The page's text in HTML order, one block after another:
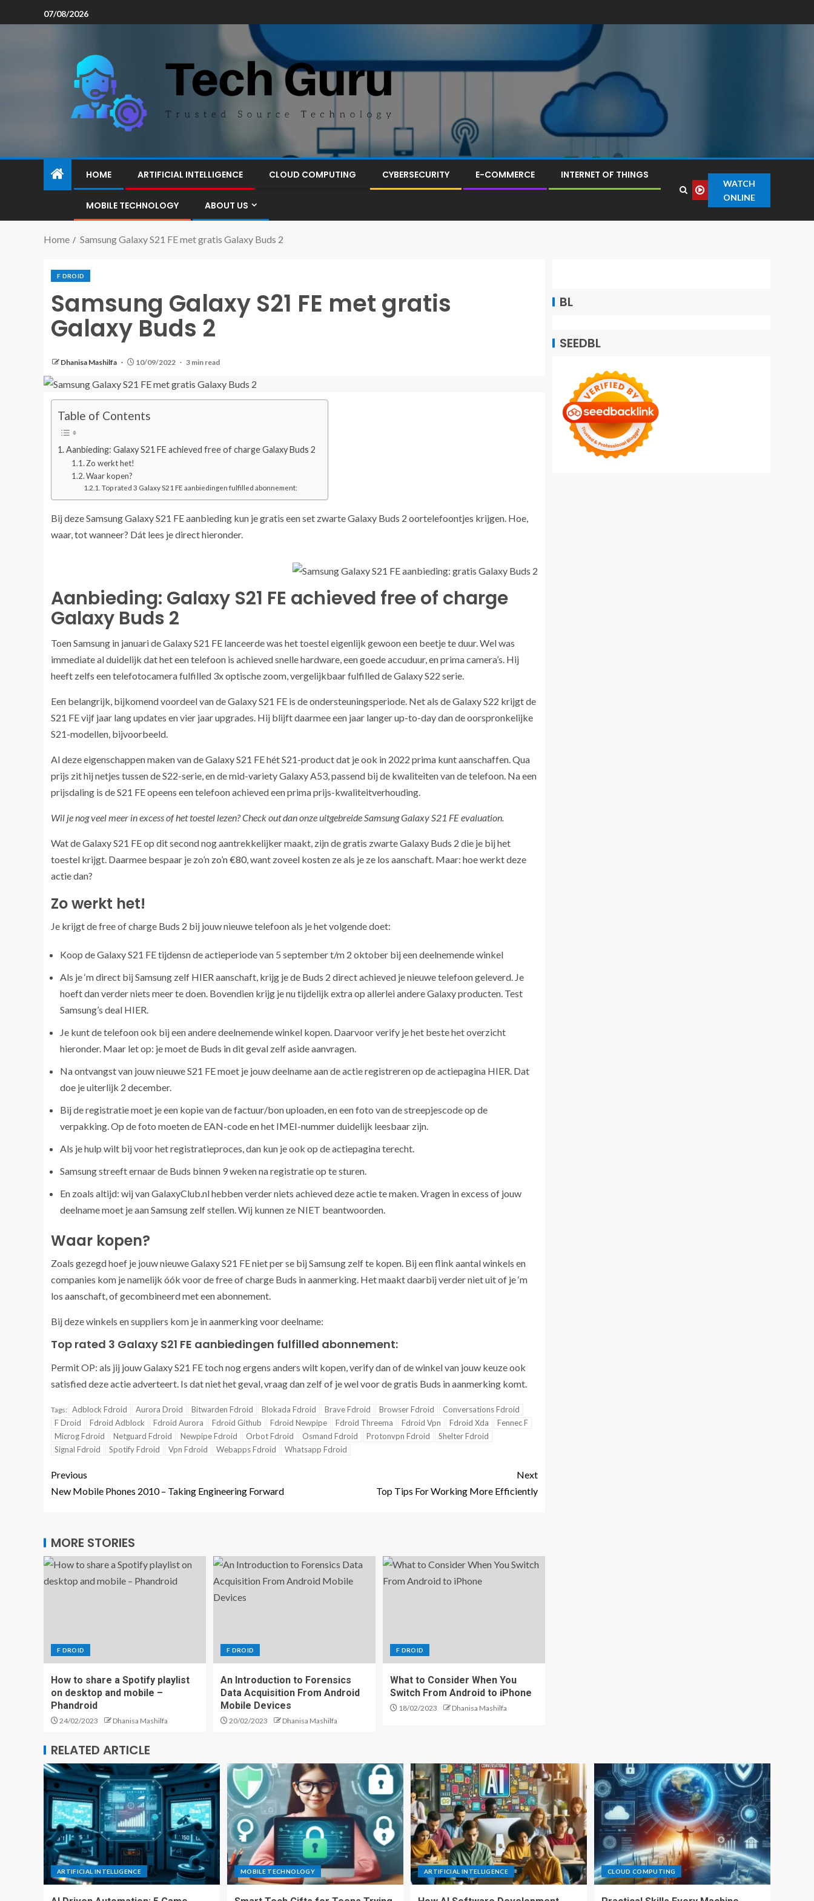
07/08/2026
HOME ARTIFICIAL INTELLIGENCE CLOUD COMPUTING CYBERSECURITY E-COMMERCE INTERNET OF THINGS
MOBILE TECHNOLOGY ABOUT US
WATCH
ONLINE
Home Samsung Galaxy S21 FE met gratis Galaxy Buds 2
F DROID
Samsung Galaxy S21 FE met gratis
Galaxy Buds 2
Dhanisa Mashilfa 10/09/2022 3 min read
Table of Contents
Aanbieding: Galaxy S21 FE achieved free of charge Galaxy Buds 2
Zo werkt het!
Waar kopen?
Top rated 3 Galaxy S21 FE aanbiedingen fulfilled abonnement:
Bij deze Samsung Galaxy S21 FE aanbieding kun je gratis een set zwarte Galaxy Buds 2 oortelefoontjes krijgen. Hoe,
waar, tot wanneer? Dát lees je direct hieronder.
Aanbieding: Galaxy S21 FE achieved free of charge
Galaxy Buds 2
Toen Samsung in januari de Galaxy S21 FE lanceerde was het toestel eigenlijk gewoon een beetje te duur. Wel was
immediate al duidelijk dat het een telefoon is achieved snelle hardware, een goede accuduur, en prima camera’s. Hij
heeft zelfs een telefotocamera fulfilled 3x optische zoom, vergelijkbaar fulfilled de Galaxy S22 serie.
Een belangrijk, bijkomend voordeel van de Galaxy S21 FE is de ondersteuningsperiode. Net als de Galaxy S22 krijgt de
S21 FE vijf jaar lang updates en vier jaar upgrades. Hij blijft daarmee een jaar langer up-to-day dan de oorspronkelijke
S21-modellen, bijvoorbeeld.
Al deze eigenschappen maken van de Galaxy S21 FE hét S21-product dat je ook in 2022 prima kunt aanschaffen. Qua
prijs zit hij netjes tussen de S22-serie, en de mid-variety Galaxy A53, passend bij de kwaliteiten van de telefoon. Na een
prijsdaling is de S21 FE opeens een telefoon achieved een prima prijs-kwaliteitverhouding.
Wil je nog veel meer in excess of het toestel lezen? Check out dan onze uitgebreide Samsung Galaxy S21 FE evaluation.
Wat de Galaxy S21 FE op dit second nog aantrekkelijker maakt, zijn de gratis zwarte Galaxy Buds 2 die je bij het
toestel krijgt. Daarmee bespaar je zo’n zo’n €80, want zoveel kosten ze als je ze los aanschaft. Maar: hoe werkt deze
actie dan?
Zo werkt het!
Je krijgt de free of charge Buds 2 bij jouw nieuwe telefoon als je het volgende doet:
Koop de Galaxy S21 FE tijdensn de actieperiode van 5 september t/m 2 oktober bij een deelnemende winkel
Als je ‘m direct bij Samsung zelf HIER aanschaft, krijg je de Buds 2 direct achieved je nieuwe telefoon geleverd. Je
hoeft dan verder niets meer te doen. Bovendien krijg je nu tijdelijk extra op allerlei andere Galaxy producten. Test
Samsung’s deal HIER.
Je kunt de telefoon ook bij een andere deelnemende winkel kopen. Daarvoor verify je het beste het overzicht
hieronder. Maar let op: je moet de Buds in dit geval zelf aside aanvragen.
Na ontvangst van jouw nieuwe S21 FE moet je jouw deelname aan de actie registreren op de actiepagina HIER. Dat
doe je uiterlijk 2 december.
Bij de registratie moet je een kopie van de factuur/bon uploaden, en een foto van de streepjescode op de
verpakking. Op de foto moeten de EAN-code en het IMEI-nummer duidelijk leesbaar zijn.
Als je hulp wilt bij voor het registratieproces, dan kun je ook op de actiepagina terecht.
Samsung streeft ernaar de Buds binnen 9 weken na registratie op te sturen.
En zoals altijd: wij van GalaxyClub.nl hebben verder niets achieved deze actie te maken. Vragen in excess of jouw
deelname moet je aan Samsung zelf stellen. Wij kunnen ze NIET beantwoorden.
Waar kopen?
Zoals gezegd hoef je jouw nieuwe Galaxy S21 FE niet per se bij Samsung zelf te kopen. Bij een flink aantal winkels en
companies kom je namelijk óók voor de free of charge Buds in aanmerking. Het maakt daarbij verder niet uit of je ‘m
los aanschaft, of gecombineerd met een abonnement.
Bij deze winkels en suppliers kom je in aanmerking voor deelname:
Top rated 3 Galaxy S21 FE aanbiedingen fulfilled abonnement:
Permit OP: als jij jouw Galaxy S21 FE toch nog ergens anders wilt kopen, verify dan of de winkel van jouw keuze ook
satisfied deze actie adverteert. Is dat niet het geval, vraag dan zelf of je wel voor de gratis Buds in aanmerking komt.
Tags: Adblock Fdroid Aurora Droid Bitwarden Fdroid Blokada Fdroid Brave Fdroid Browser Fdroid
Conversations Fdroid
F Droid
Fdroid Adblock Fdroid Aurora Fdroid Github Fdroid Newpipe Fdroid Threema Fdroid Vpn Fdroid Xda
Fennec F
Microg Fdroid
Netguard Fdroid Newpipe Fdroid Orbot Fdroid Osmand Fdroid Protonvpn Fdroid
Shelter Fdroid
Signal Fdroid
Spotify Fdroid Vpn Fdroid Webapps Fdroid Whatsapp Fdroid
Previous
New Mobile Phones 2010 – Taking Engineering Forward
Next
Top Tips For Working More Efficiently
MORE STORIES
F DROID
How to share a Spotify playlist
on desktop and mobile –
Phandroid
24/02/2023 Dhanisa Mashilfa
F DROID
An Introduction to Forensics
Data Acquisition From Android
Mobile Devices
20/02/2023 Dhanisa Mashilfa
F DROID
What to Consider When You
Switch From Android to iPhone
18/02/2023 Dhanisa Mashilfa
BL
SEEDBL
RELATED ARTICLE
ARTIFICIAL INTELLIGENCE MOBILE TECHNOLOGY ARTIFICIAL INTELLIGENCE CLOUD COMPUTING